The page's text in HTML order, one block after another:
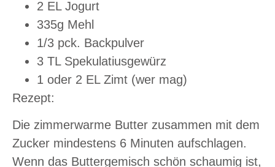
2 EL Jogurt
335g Mehl
1/3 pck. Backpulver
3 TL Spekulatiusgewürz
1 oder 2 EL Zimt (wer mag)
Rezept:
Die zimmerwarme Butter zusammen mit dem
Zucker mindestens 6 Minuten aufschlagen.
Wenn das Buttergemisch schön schaumig ist,